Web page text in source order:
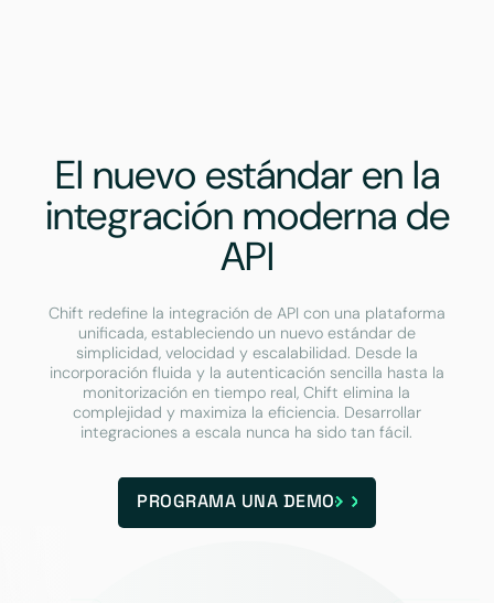
El nuevo estándar en la
integración moderna de
API
Chift redefine la integración de API con una plataforma
unificada, estableciendo un nuevo estándar de
simplicidad, velocidad y escalabilidad. Desde la
incorporación fluida y la autenticación sencilla hasta la
monitorización en tiempo real, Chift elimina la
complejidad y maximiza la eficiencia. Desarrollar
integraciones a escala nunca ha sido tan fácil.
PROGRAMA UNA DEMO